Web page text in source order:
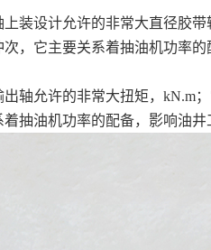
装设计允许的非常大直径胶
，它主要关系着抽油机功率的
轴允许的非常大扭矩，kN.m
抽油机功率的配备，影响油井